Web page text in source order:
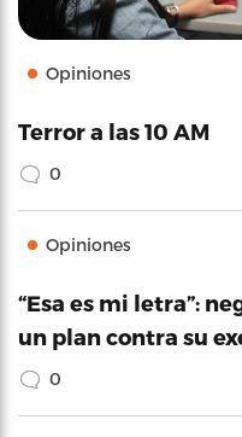
Opiniones
Terror a las 10 AM
0
Opiniones
“Esa es mi letra”:
un plan contra su
0